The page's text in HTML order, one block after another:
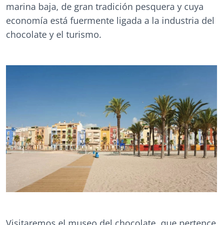
marina baja, de gran tradición pesquera y cuya
economía está fuermente ligada a la industria del
chocolate y el turismo.